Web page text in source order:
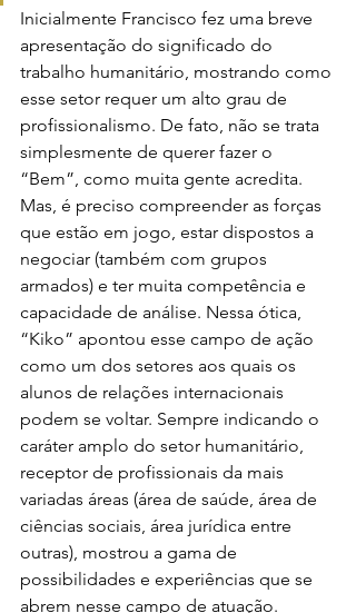
Inicialmente Francisco fez uma breve
apresentação do significado do
trabalho humanitário, mostrando como
esse setor requer um alto grau de
profissionalismo. De fato, não se trata
simplesmente de querer fazer o
“Bem”, como muita gente acredita.
Mas, é preciso compreender as forças
que estão em jogo, estar dispostos a
negociar (também com grupos
armados) e ter muita competência e
capacidade de análise. Nessa ótica,
“Kiko” apontou esse campo de ação
como um dos setores aos quais os
alunos de relações internacionais
podem se voltar. Sempre indicando o
caráter amplo do setor humanitário,
receptor de profissionais da mais
variadas áreas (área de saúde, área de
ciências sociais, área jurídica entre
outras), mostrou a gama de
possibilidades e experiências que se
abrem nesse campo de atuação.